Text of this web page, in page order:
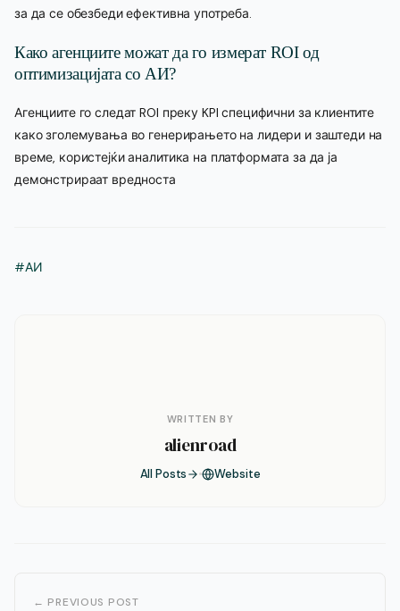
за да се обезбеди ефективна употреба.
Како агенциите можат да го измерат ROI од
оптимизацијата со АИ?
Агенциите го следат ROI преку KPI специфични за клиентите
како зголемувања во генерирањето на лидери и заштеди на
време, користејќи аналитика на платформата за да ја
демонстрираат вредноста
#АИ
WRITTEN BY
alienroad
All Posts Website
← PREVIOUS POST